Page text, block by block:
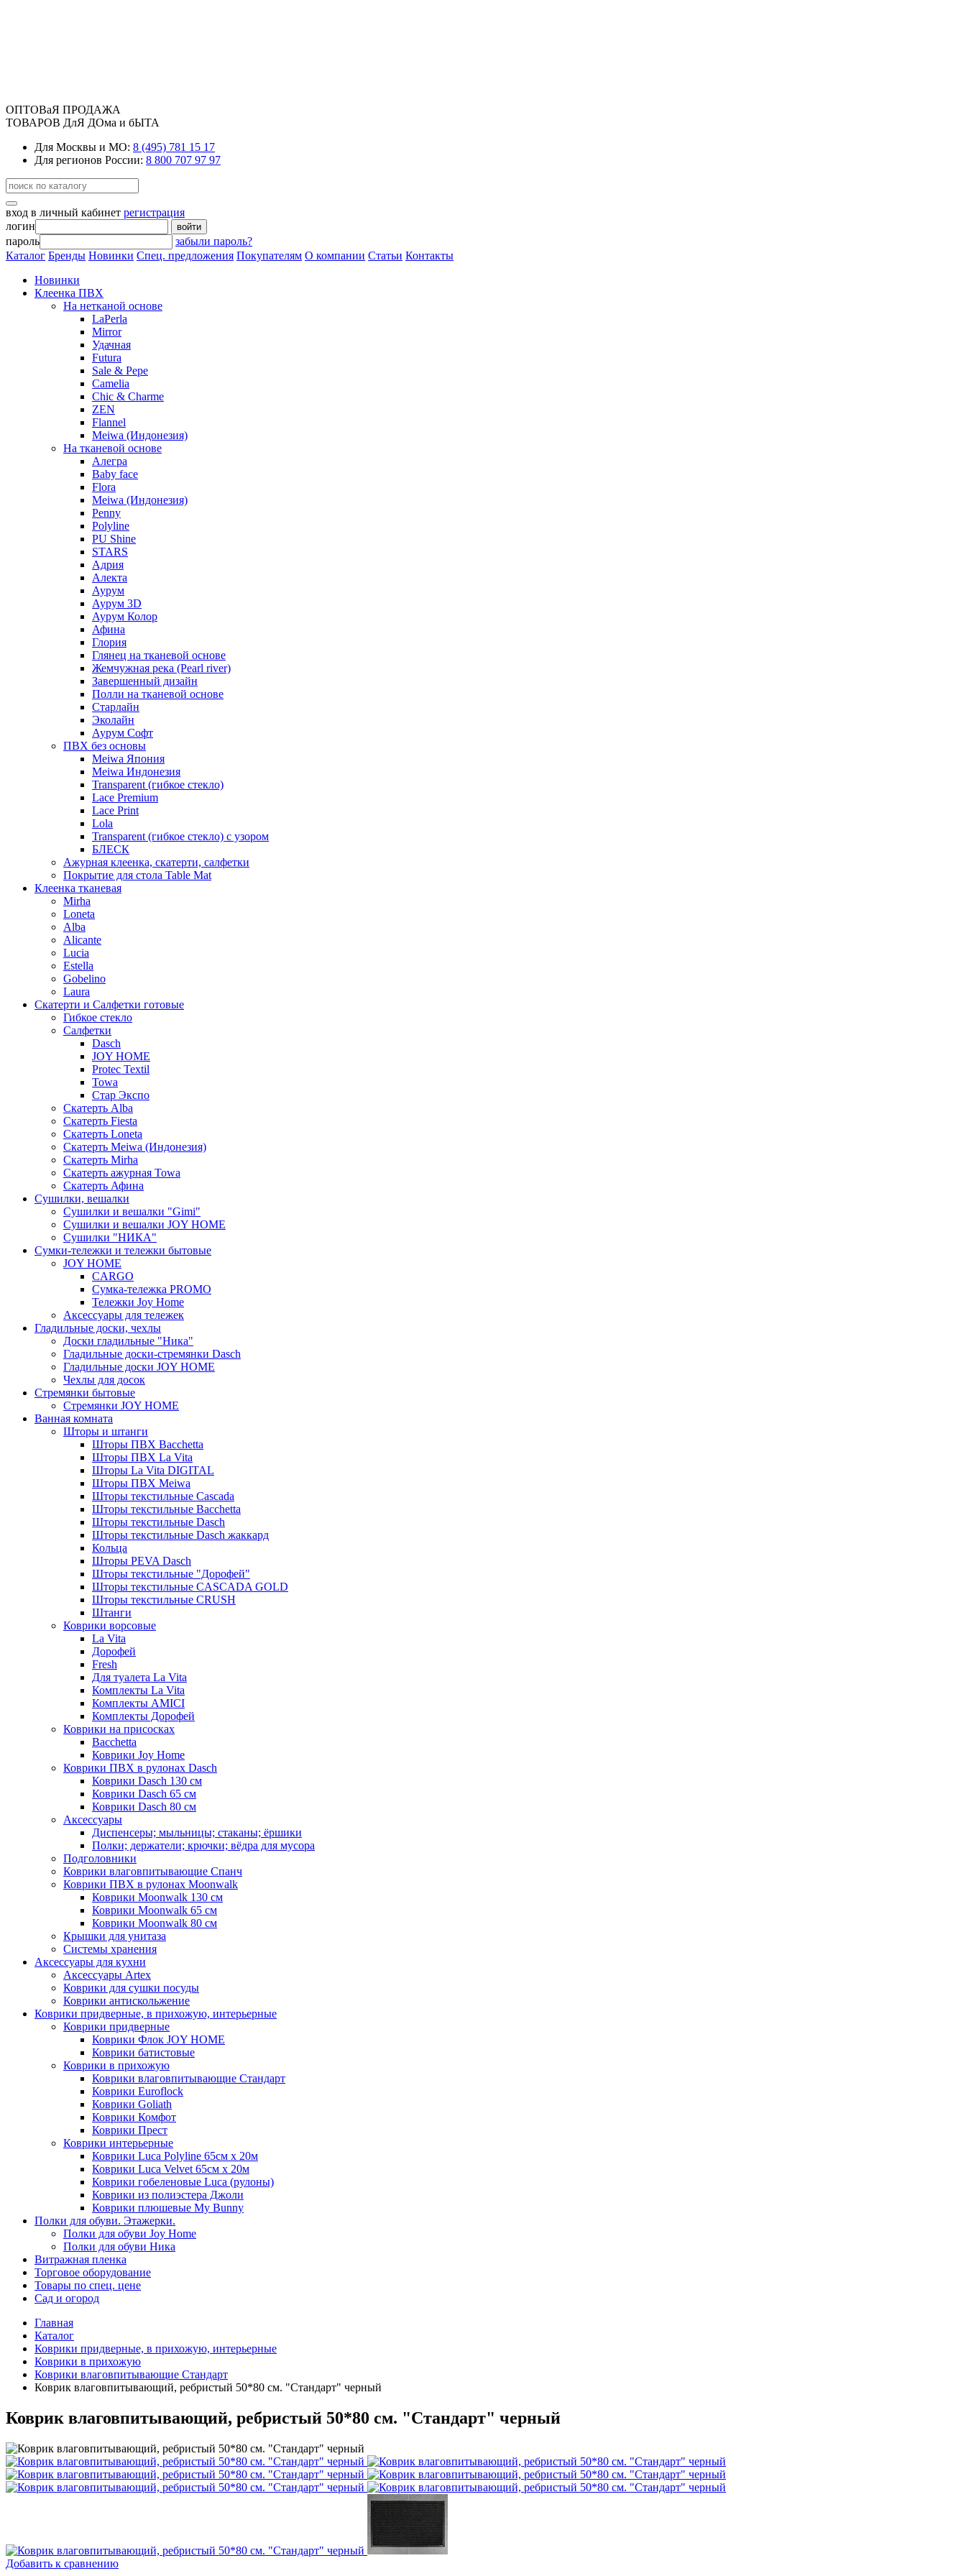
ОПТОВаЯ ПРОДАЖА
ТОВАРОВ ДлЯ ДОма и бЫТА
Для Москвы и МО: 8 (495) 781 15 17
Для регионов России: 8 800 707 97 97
вход в личный кабинет регистрация
логин
войти
пароль
забыли пароль?
Каталог Бренды Новинки Спец. предложения Покупателям О компании Статьи Контакты
Новинки
Клеенка ПВХ
На нетканой основе
LaPerla
Mirror
Удачная
Futura
Sale & Pepe
Camelia
Chic & Charme
ZEN
Flannel
Meiwa (Индонезия)
На тканевой основе
Алегра
Baby face
Flora
Meiwa (Индонезия)
Penny
Polyline
PU Shine
STARS
Адрия
Алекта
Аурум
Аурум 3D
Аурум Колор
Афина
Глория
Глянец на тканевой основе
Жемчужная река (Pearl river)
Завершенный дизайн
Полли на тканевой основе
Старлайн
Эколайн
Аурум Софт
ПВХ без основы
Meiwa Япония
Meiwa Индонезия
Transparent (гибкое стекло)
Lace Premium
Lace Print
Lola
Transparent (гибкое стекло) с узором
БЛЕСК
Ажурная клеенка, скатерти, салфетки
Покрытие для стола Table Mat
Клеенка тканевая
Mirha
Loneta
Alba
Alicante
Lucia
Estella
Gobelino
Laura
Скатерти и Салфетки готовые
Гибкое стекло
Салфетки
Dasch
JOY HOME
Protec Textil
Towa
Стар Экспо
Скатерть Alba
Скатерть Fiesta
Скатерть Loneta
Скатерть Meiwa (Индонезия)
Скатерть Mirha
Скатерть ажурная Towa
Скатерть Афина
Сушилки, вешалки
Сушилки и вешалки "Gimi"
Сушилки и вешалки JOY HOME
Сушилки "НИКА"
Cумки-тележки и тележки бытовые
JOY HOME
CARGO
Сумка-тележка PROMO
Тележки Joy Home
Аксессуары для тележек
Гладильные доски, чехлы
Доски гладильные "Ника"
Гладильные доски-стремянки Dasch
Гладильные доски JOY HOME
Чехлы для досок
Стремянки бытовые
Стремянки JOY HOME
Ванная комната
Шторы и штанги
Шторы ПВХ Bacchetta
Шторы ПВХ La Vita
Шторы La Vita DIGITAL
Шторы ПВХ Meiwa
Шторы текстильные Cascada
Шторы текстильные Bacchetta
Шторы текстильные Dasch
Шторы текстильные Dasch жаккард
Кольца
Шторы PEVA Dasch
Шторы текстильные "Дорофей"
Шторы текстильные CASCADA GOLD
Шторы текстильные CRUSH
Штанги
Коврики ворсовые
La Vita
Дорофей
Fresh
Для туалета La Vita
Комплекты La Vita
Комплекты AMICI
Комплекты Дорофей
Коврики на присосках
Bacchetta
Коврики Joy Home
Коврики ПВХ в рулонах Dasch
Коврики Dasch 130 см
Коврики Dasch 65 см
Коврики Dasch 80 см
Аксессуары
Диспенсеры; мыльницы; стаканы; ёршики
Полки; держатели; крючки; вёдра для мусора
Подголовники
Коврики влаговпитывающие Спанч
Коврики ПВХ в рулонах Moonwalk
Коврики Moonwalk 130 см
Коврики Moonwalk 65 см
Коврики Moonwalk 80 см
Крышки для унитаза
Системы хранения
Аксессуары для кухни
Аксессуары Artex
Коврики для сушки посуды
Коврики антискольжение
Коврики придверные, в прихожую, интерьерные
Коврики придверные
Коврики Флок JOY HOME
Коврики батистовые
Коврики в прихожую
Коврики влаговпитывающие Стандарт
Коврики Euroflock
Коврики Goliath
Коврики Комфот
Коврики Прест
Коврики интерьерные
Коврики Luca Polyline 65см х 20м
Коврики Luca Velvet 65см х 20м
Коврики гобеленовые Luca (рулоны)
Коврики из полиэстера Джоли
Коврики плюшевые My Bunny
Полки для обуви. Этажерки.
Полки для обуви Joy Home
Полки для обуви Ника
Витражная пленка
Торговое оборудование
Товары по спец. цене
Сад и огород
Главная
Каталог
Коврики придверные, в прихожую, интерьерные
Коврики в прихожую
Коврики влаговпитывающие Стандарт
Коврик влаговпитывающий, ребристый 50*80 см. "Стандарт" черный
Коврик влаговпитывающий, ребристый 50*80 см. "Стандарт" черный
Добавить к сравнению